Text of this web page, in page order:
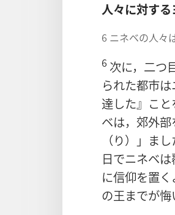
人々に対す
6 ニネベの人々
6 次に，二つ
られた都市
達した』こ
ベは，郊外
（り）」ま
日でニネベ
に信仰を置
の王までが